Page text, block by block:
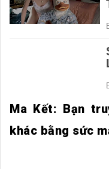
Ma Kết: Bạn
khác bằng sức